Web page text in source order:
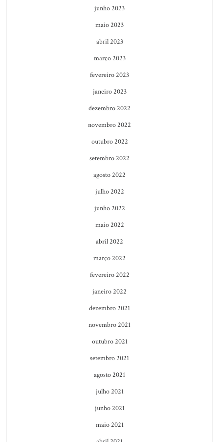
junho 2023
maio 2023
abril 2023
março 2023
fevereiro 2023
janeiro 2023
dezembro 2022
novembro 2022
outubro 2022
setembro 2022
agosto 2022
julho 2022
junho 2022
maio 2022
abril 2022
março 2022
fevereiro 2022
janeiro 2022
dezembro 2021
novembro 2021
outubro 2021
setembro 2021
agosto 2021
julho 2021
junho 2021
maio 2021